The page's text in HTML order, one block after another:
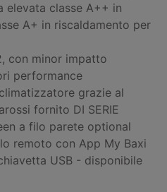
elevata classe A++ in
A+ in riscaldamento per
con minor impatto
performance
grazie al
fornito DI SERIE
a filo parete optional
remoto con App My Baxi
USB - disponibile